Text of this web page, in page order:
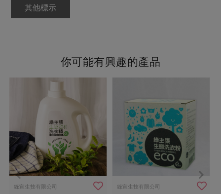
其他標示
你可能有興趣的產品
綠宣生技有限公司 綠宣生技有限公司